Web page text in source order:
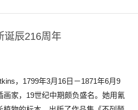
诞辰216周年
，1799年3月16日－1871年6月9
画家，19世纪中期颇负盛名。她用氰